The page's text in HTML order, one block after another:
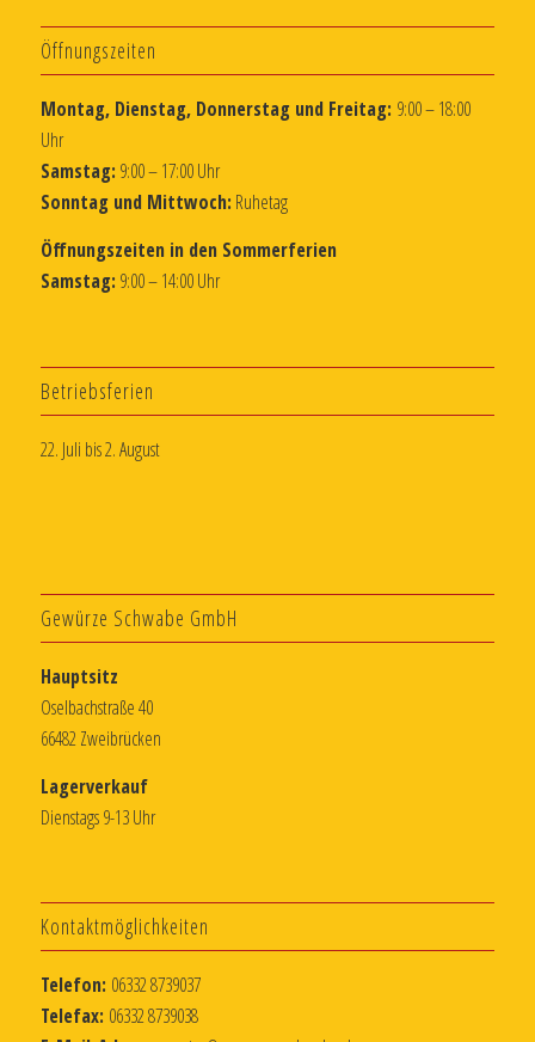
Öffnungszeiten
Montag, Dienstag, Donnerstag und Freitag: 9:00 – 18:00
Uhr
Samstag: 9:00 – 17:00 Uhr
Sonntag und Mittwoch: Ruhetag
Öffnungszeiten in den Sommerferien
Samstag: 9:00 – 14:00 Uhr
Betriebsferien
22. Juli bis 2. August
Gewürze Schwabe GmbH
Hauptsitz
Oselbachstraße 40
66482 Zweibrücken
Lagerverkauf
Dienstags 9-13 Uhr
Kontaktmöglichkeiten
Telefon: 06332 8739037
Telefax: 06332 8739038